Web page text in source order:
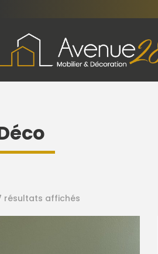
résultats affichés